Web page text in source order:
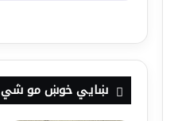
ښايي خوښ مو شي